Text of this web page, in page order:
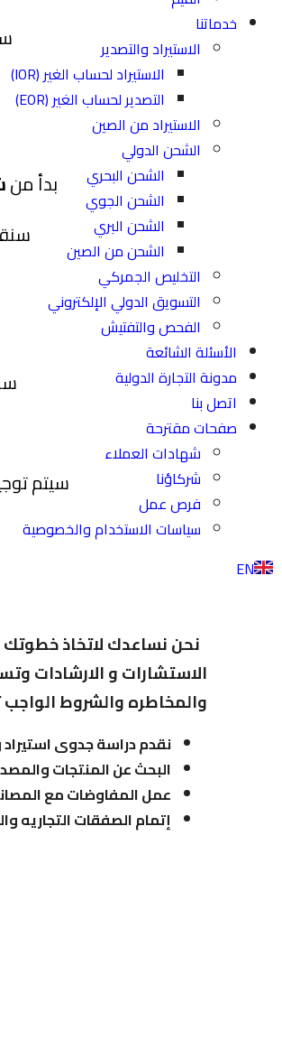
خدماتنا
الاستيراد والتصدير
الاستيراد لحساب الغير (IOR)
التصدير لحساب الغير (EOR)
الاستيراد من الصين
الشحن الدولي
الشحن البحري
الشحن الجوي
الشحن البري
الشحن من الصين
التخليص الجمركي
التسويق الدولي الإلكتروني
الفحص والتفتيش
الأسئلة الشائعة
مدونة التجارة الدولية
اتصل بنا
صفحات مقترحة
شهادات العملاء
شركاؤنا
فرص عمل
سياسات الاستخدام والخصوصية
EN
بدأ من
سيتم
نحن نساعدك لاتخاذ
الاستشارات و الارشادات
والمخاطره والشروط الواجب
نقدم دراسة جدوى استيراد
البحث عن المنتجات
عمل المفاوضات مع
إتمام الصفقات